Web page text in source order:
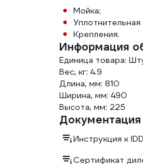
Мойка;
Уплотнительная
Крепления.
Информация
Единица товара:
Вес, кг: 4.9
Длина, мм: 810
Ширина, мм: 490
Высота, мм: 225
Документация
Инструкция к
Сертификат